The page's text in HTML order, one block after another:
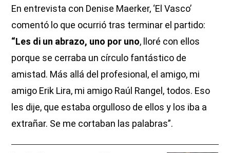
En entrevista con Denise Maerker, ‘El Vasco’
comentó lo que ocurrió tras terminar el partido:
“Les di un abrazo, uno por uno, lloré con ellos
porque se cerraba un círculo fantástico de
amistad. Más allá del profesional, el amigo, mi
amigo Erik Lira, mi amigo Raúl Rangel, todos. Eso
les dije, que estaba orgulloso de ellos y los iba a
extrañar. Se me cortaban las palabras”.